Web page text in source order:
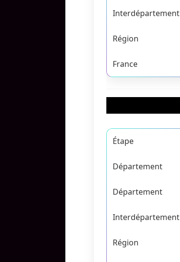
Interdépartement
Région
France
Étape
Département
Département
Interdépartement
Région